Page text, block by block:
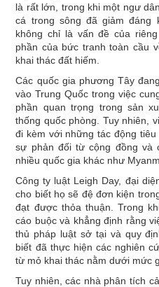
là rất lớn, trong khi một ngư
cá trong sông đã giảm đáng
không chỉ là vấn đề của
phần của bức tranh toàn cầu
khai thác đất hiếm.
Các quốc gia phương Tây
vào Trung Quốc trong việc
phần quan trọng trong sản
thống quốc phòng. Tuy nhiên,
đi kèm với những tác động
sự phản đối từ cộng đồng và
nhiều quốc gia khác như
Công ty luật Leigh Day, đại
cho biết họ sẽ đệ đơn kiện
đạt được thỏa thuận. Trong
cáo buộc và khẳng định rằng
thủ pháp luật sở tại và quy
biết đã thực hiện các nghiên
từ mỏ khai thác nằm dưới mức
Tuy nhiên, các nhà phân tích